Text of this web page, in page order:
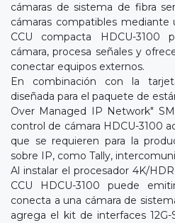
cámaras de sistema de fibra
cámaras compatibles mediante
CCU compacta HDCU-3100
cámara, procesa señales y
conectar equipos externos.
En combinación con la
diseñada para el paquete de
Over Managed IP Network"
control de cámara HDCU-3100
que se requieren para la
sobre IP, como Tally,
Al instalar el procesador 4K/
CCU HDCU-3100 puede
conecta a una cámara de
agrega el kit de interfaces 12G-